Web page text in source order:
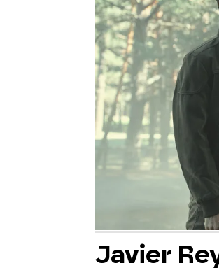
Javier